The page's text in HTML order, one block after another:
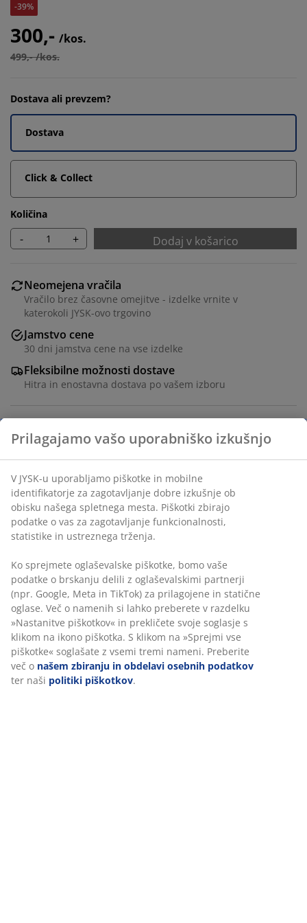
-39%
300,- /kos.
499,- /kos.
Dostava ali prevzem?
Dostava
Click & Collect
Količina
- + Dodaj v košarico
Neomejena vračila
Vračilo brez časovne omejitve - izdelke vrnite v
katerokoli JYSK-ovo trgovino
Jamstvo cene
30 dni jamstva cene na vse izdelke
Fleksibilne možnosti dostave
Hitra in enostavna dostava po vašem izboru
Okrogla vrtna miza iz masivnega FSC® tikovega lesa.
Podstavek z navpičnimi lesenimi letvicami. Tikovina je
elegantna in trpežna vrsta trdega lesa z visoko
vsebnostjo naravnega olja, ki preprečuje vpijanje vlage
v les. Sčasoma tikovina razvije srebrno sivo patino.
Ø120xV75 cm
Navodila za sestavljanje
Podatki o izdelku
Prilagajamo vašo uporabniško izkušnjo
V JYSK-u uporabljamo piškotke in mobilne identifikatorje za
mesta. Piškotki zbirajo podatke o vas za zagotavljanje
funkcionalnosti, statistike in ustreznega trženja.
Ko sprejmete oglaševalske piškotke, bomo vaše podatke o
brskanju delili z oglaševalskimi partnerji (npr. Google,
Meta in TikTok) za prilagojene in statične oglase. Več o
namenih si lahko preberete v razdelku »Nastanitve
piškotkov« in prekličete svoje soglasje s klikom na ikono
piškotka. S klikom na »Sprejmi vse piškotke« soglašate z